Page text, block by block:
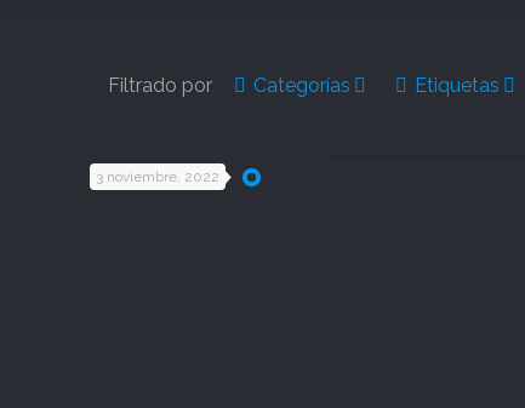
Filtrado por Categorías Etiquetas
3 noviembre, 2022